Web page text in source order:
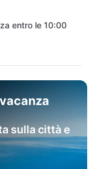
entro le 10:00
sulla città e